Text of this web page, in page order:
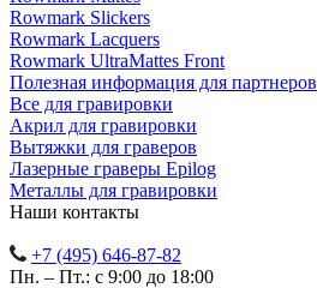
Rowmark Slickers
Rowmark Lacquers
Rowmark UltraMattes Front
Полезная информация для партнеров
Все для гравировки
Акрил для гравировки
Вытяжки для граверов
Лазерные граверы Epilog
Металлы для гравировки
Наши контакты
+7 (495) 646-87-82
Пн. – Пт.: с 9:00 до 18:00